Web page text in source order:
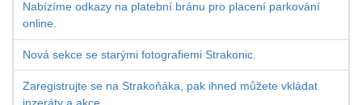
Nabízíme odkazy na platební bránu pro placení parkování
online.
Nová sekce se starými fotografiemi Strakonic.
Zaregistrujte se na Strakoňáka, pak ihned můžete vkládat
inzeráty a akce.